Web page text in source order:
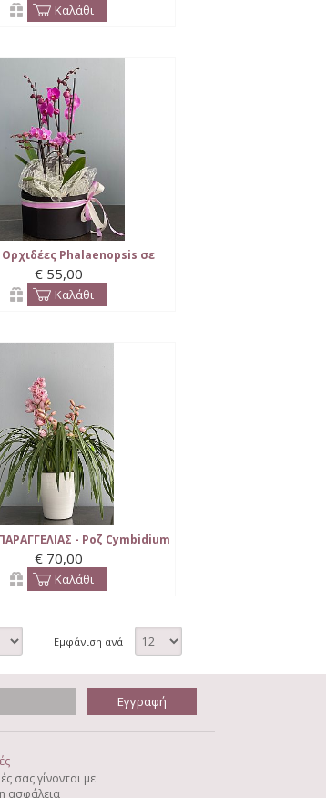
Καλάθι
Phalaenopsis σε
καπελιέρα
€ 55,00
Καλάθι
- Ροζ Cymbidium
σε κασπώ-Out of Stock
€ 70,00
Καλάθι
Εμφάνιση ανά
σας γίνονται με
ασφάλεια